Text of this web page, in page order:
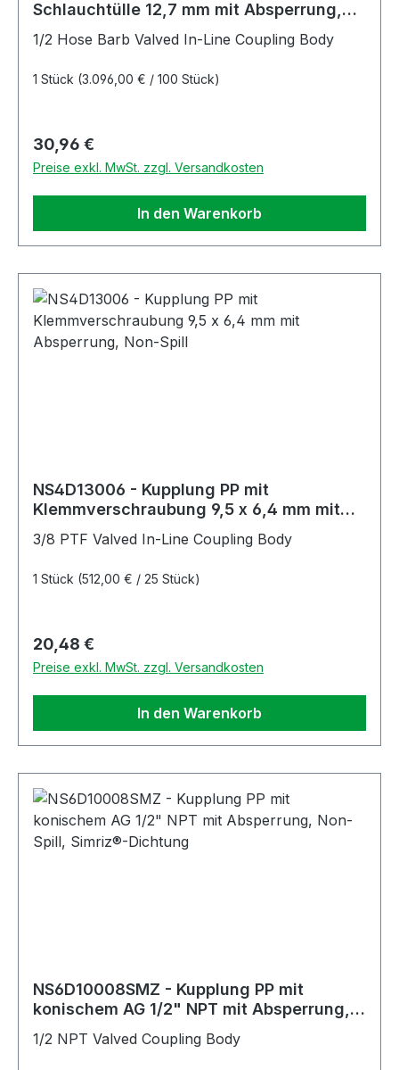
Schlauchtülle 12,7 mm mit Absperrung,
1/2 Hose Barb Valved In-Line Coupling Body
1 Stück (3.096,00 € / 100 Stück)
Regulärer Preis:
30,96 €
Preise exkl. MwSt. zzgl. Versandkosten
In den Warenkorb
NS4D13006 - Kupplung PP mit
Klemmverschraubung 9,5 x 6,4 mm mit
3/8 PTF Valved In-Line Coupling Body
1 Stück (512,00 € / 25 Stück)
Regulärer Preis:
20,48 €
Preise exkl. MwSt. zzgl. Versandkosten
In den Warenkorb
NS6D10008SMZ - Kupplung PP mit
konischem AG 1/2" NPT mit Absperrung,
1/2 NPT Valved Coupling Body